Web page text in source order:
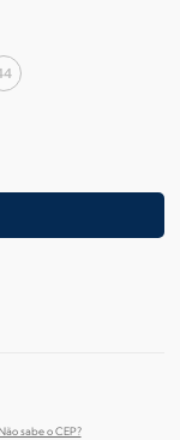
Não sabe o CEP?